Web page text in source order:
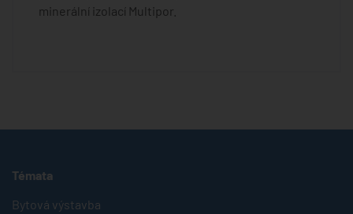
minerální izolací Multipor.
Témata
Bytová výstavba